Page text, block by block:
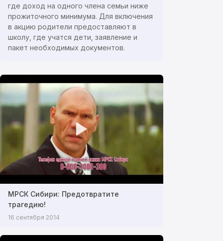
где доход на одного члена семьи ниже
прожиточного минимума. Для включения
в акцию родители предоставляют в
школу, где учатся дети, заявление и
пакет необходимых документов.
МРСК Сибири: Предотвратите
трагедию!
16 сентября 2014